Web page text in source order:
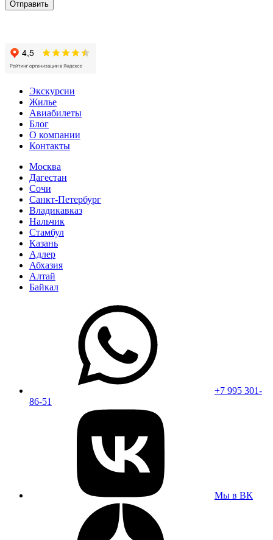
Экскурсии
Жилье
Авиабилеты
Блог
О компании
Контакты
Москва
Дагестан
Сочи
Санкт-Петербург
Владикавказ
Нальчик
Стамбул
Казань
Адлер
Абхазия
Алтай
Байкал
+7 995 301-
86-51
Мы в ВК